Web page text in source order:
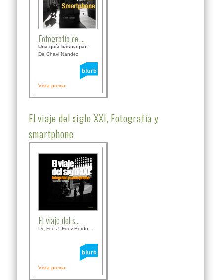
Fotografía de ...
Una guía básica par...
De Chavi Nandez
Vista previa
El viaje del siglo XXI, Fotografía y
smartphone
El viaje del s...
De Fco J. Fdez Bordo...
Vista previa